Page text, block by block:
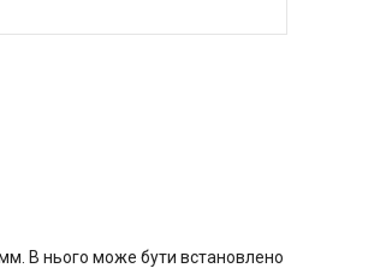
В нього може бути встановлено